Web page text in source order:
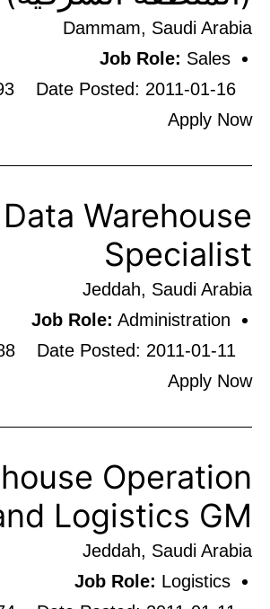
Dammam, Saudi Arabia
Job Role: Sales
Date Posted: 2011-01-16
Apply Now
Data Warehouse
Specialist
Jeddah, Saudi Arabia
Job Role: Administration
Date Posted: 2011-01-11
Apply Now
Operation
Logistics GM
Jeddah, Saudi Arabia
Job Role: Logistics